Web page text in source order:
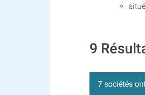
9
7 sociétés